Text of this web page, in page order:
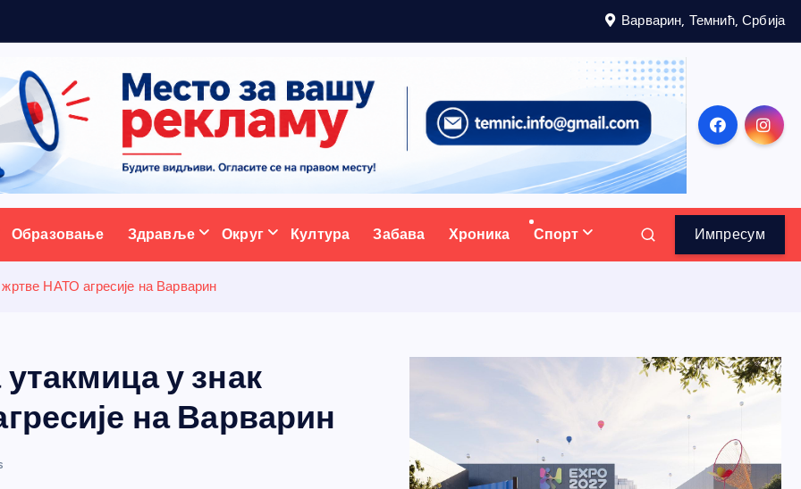
Варварин, Темнић, Србија
портал
Образовање Здравље Округ Култура Забава Хроника Спорт Импресум
НАТО агресије на Варварин
у знак
на Варварин